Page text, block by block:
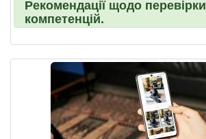
Рекомендації щодо перевірки
компетенцій.